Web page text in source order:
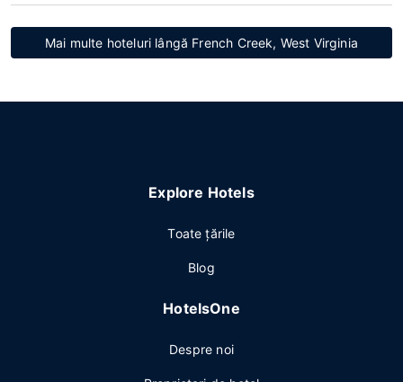
Mai multe hoteluri lângă French Creek, West Virginia
Explore Hotels
Toate ţările
Blog
HotelsOne
Despre noi